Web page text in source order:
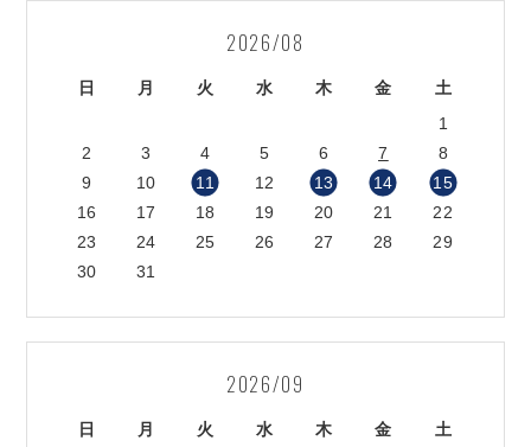
2026/08
日 月 火 水 木 金
土
1
2
3 4 5 6 7
8
9
10 11 12 13 14
15
16
17 18 19 20 21
22
23
24 25 26 27 28
29
30
31
2026/09
日 月 火 水 木 金
土